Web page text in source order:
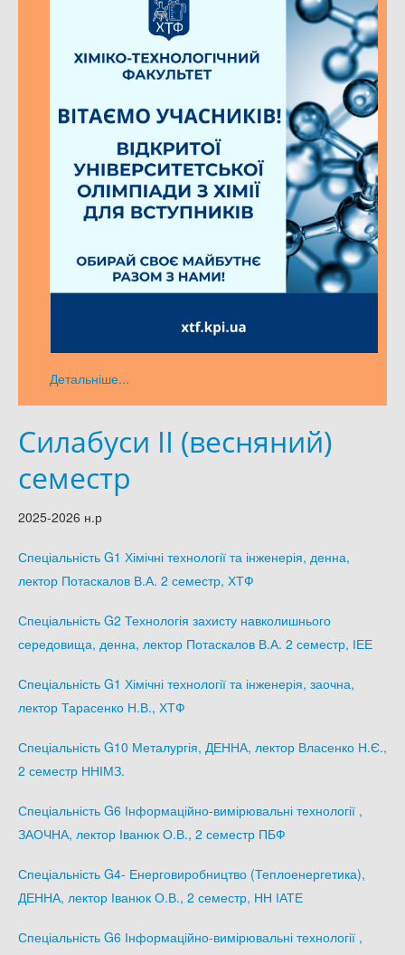
Детальніше...
Силабуси ІІ (весняний)
семестр
2025-2026 н.р
Спеціальність G1 Хімічні технології та інженерія, денна,
лектор Потаскалов В.А. 2 семестр, ХТФ
Спеціальність G2 Технологія захисту навколишнього
середовища, денна, лектор Потаскалов В.А. 2 семестр, ІЕЕ
Спеціальність G1 Хімічні технології та інженерія, заочна,
лектор Тарасенко Н.В., ХТФ
Спеціальність G10 Металургія, ДЕННА, лектор Власенко Н.Є.,
2 семестр ННІМЗ.
Спеціальність G6 Інформаційно-вимірювальні технології ,
ЗАОЧНА, лектор Іванюк О.В., 2 семестр ПБФ
Спеціальність G4- Енерговиробництво (Теплоенергетика),
ДЕННА, лектор Іванюк О.В., 2 семестр, НН ІАТЕ
Спеціальність G6 Інформаційно-вимірювальні технології ,